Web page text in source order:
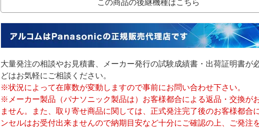
この商品の後継機種はこちら
大量発注の相談やお見積書、メーカー発行の試験成績書・出荷証明書が
どはお気軽にご相談ください。
※状況によって在庫数が変動しますので事前にお問い合わせ下さい。
※メーカー製品（パナソニック製品は）お客様都合による返品・交換が
ません。また、取り寄せ商品に関しては、正式発注完了後のお客様都合
ンセルはお受付出来ませんので納期目安など十分にご確認の上、ご発注